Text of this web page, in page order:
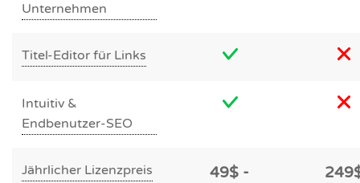
Unternehmen
Titel-Editor für Links
Intuitiv &
Endbenutzer-SEO
Jährlicher Lizenzpreis
49$ -